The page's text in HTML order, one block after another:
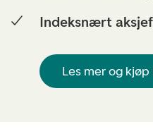
Indeksnært
Les mer og